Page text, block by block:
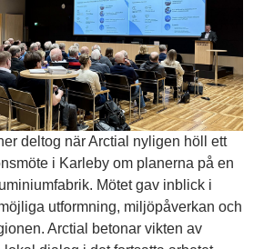
deltog när Arctial nyligen höll ett
i Karleby om planerna på en
Mötet gav inblick i
utformning, miljöpåverkan och
Arctial betonar vikten av